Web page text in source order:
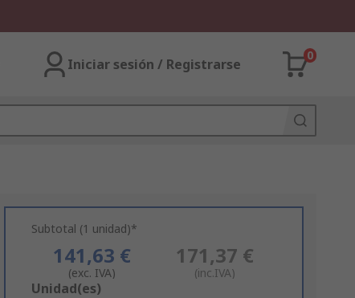
Iniciar sesión / Registrarse
0
Subtotal (1 unidad)*
141,63 €
(exc. IVA)
171,37 €
(inc.IVA)
Add
Unidad(es)